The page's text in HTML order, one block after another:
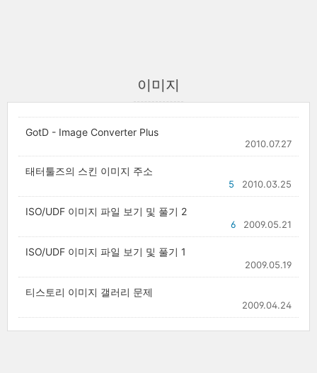
이미지
GotD - Image Converter Plus
2010.07.27
태터툴즈의 스킨 이미지 주소
2010.03.25
5
ISO/UDF 이미지 파일 보기 및 풀기 2
2009.05.21
6
ISO/UDF 이미지 파일 보기 및 풀기 1
2009.05.19
티스토리 이미지 갤러리 문제
2009.04.24